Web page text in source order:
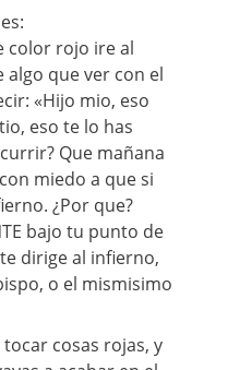
color rojo ire al
que ver con el
«Hijo mio, eso
eso te lo has
Que mañana
miedo a que si
¿Por que?
bajo tu punto de
dirige al infierno,
o el mismisimo
cosas rojas, y